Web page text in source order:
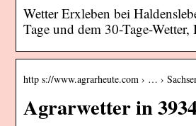
Wetter Erxleben bei
Tage und dem 30-Tage-
http s://www.agrarheute.com › … ›
Agrarwetter in